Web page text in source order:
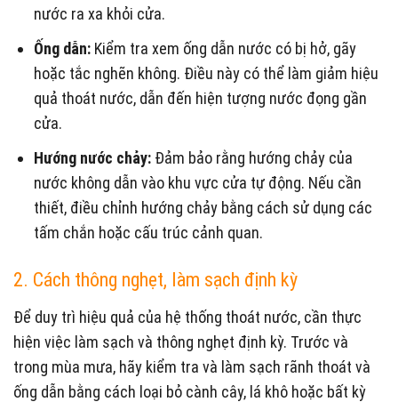
nước ra xa khỏi cửa.
Ống dẫn: Kiểm tra xem ống dẫn nước có bị hở, gãy
hoặc tắc nghẽn không. Điều này có thể làm giảm hiệu
quả thoát nước, dẫn đến hiện tượng nước đọng gần
cửa.
Hướng nước chảy: Đảm bảo rằng hướng chảy của
nước không dẫn vào khu vực cửa tự động. Nếu cần
thiết, điều chỉnh hướng chảy bằng cách sử dụng các
tấm chắn hoặc cấu trúc cảnh quan.
2. Cách thông nghẹt, làm sạch định kỳ
Để duy trì hiệu quả của hệ thống thoát nước, cần thực
hiện việc làm sạch và thông nghẹt định kỳ. Trước và
trong mùa mưa, hãy kiểm tra và làm sạch rãnh thoát và
ống dẫn bằng cách loại bỏ cành cây, lá khô hoặc bất kỳ